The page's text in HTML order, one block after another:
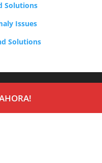
Solutions
Issues
Solutions